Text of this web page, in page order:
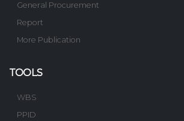
General Procurement
Report
More Publication
TOOLS
WBS
PPID